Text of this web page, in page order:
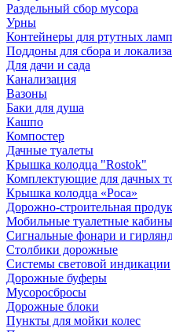
Раздельный сбор мусора
Урны
Контейнеры для ртутных ламп
Поддоны для сбора и
Для дачи и сада
Канализация
Вазоны
Баки для душа
Кашпо
Компостер
Дачные туалеты
Крышка колодца "Rostok"
Комплектующие для дачных
Крышка колодца «Роса»
Дорожно-строительная
Мобильные туалетные кабины
Сигнальные фонари и
Столбики дорожные
Системы световой индикации
Дорожные буферы
Мусоросбросы
Дорожные блоки
Пункты для мойки колес